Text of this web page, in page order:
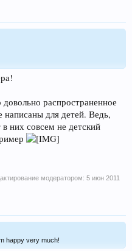
распространенное
написаны для детей. Ведь,
них совсем не детский
модератором: 5 июн 2011
happy very much!